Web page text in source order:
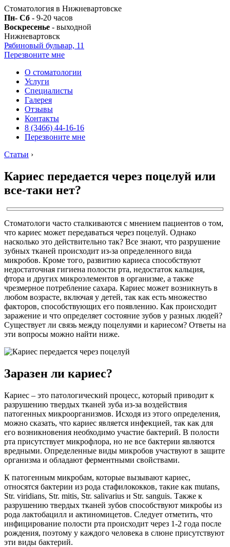
Стоматология в Нижневартовске
Пн- Сб - 9-20 часов
Воскресенье - выходной
Нижневартовск
Рябиновый бульвар, 11
Перезвоните мне
О стоматологии
Услуги
Специалисты
Галерея
Отзывы
Контакты
8 (3466) 44-16-16
Перезвоните мне
Статьи ›
Кариес передается через поцелуй или
все-таки нет?
Стоматологи часто сталкиваются с мнением пациентов о том,
что кариес может передаваться через поцелуй. Однако
насколько это действительно так? Все знают, что разрушение
зубных тканей происходит из-за определенного вида
микробов. Кроме того, развитию кариеса способствуют
недостаточная гигиена полости рта, недостаток кальция,
фтора и других микроэлементов в организме, а также
чрезмерное потребление сахара. Кариес может возникнуть в
любом возрасте, включая у детей, так как есть множество
факторов, способствующих его появлению. Как происходит
заражение и что определяет состояние зубов у разных людей?
Существует ли связь между поцелуями и кариесом? Ответы на
эти вопросы можно найти ниже.
Заразен ли кариес?
Кариес – это патологический процесс, который приводит к
разрушению твердых тканей зуба из-за воздействия
патогенных микроорганизмов. Исходя из этого определения,
можно сказать, что кариес является инфекцией, так как для
его возникновения необходимо участие бактерий. В полости
рта присутствует микрофлора, но не все бактерии являются
вредными. Определенные виды микробов участвуют в защите
организма и обладают ферментными свойствами.
К патогенным микробам, которые вызывают кариес,
относятся бактерии из рода стафилококков, такие как mutans,
Str. viridians, Str. mitis, Str. salivarius и Str. sanguis. Также к
разрушению твердых тканей зубов способствуют микробы из
рода лактобацилл и актиномицетов. Следует отметить, что
инфицирование полости рта происходит через 1-2 года после
рождения, поэтому у каждого человека в слюне присутствуют
эти виды бактерий.